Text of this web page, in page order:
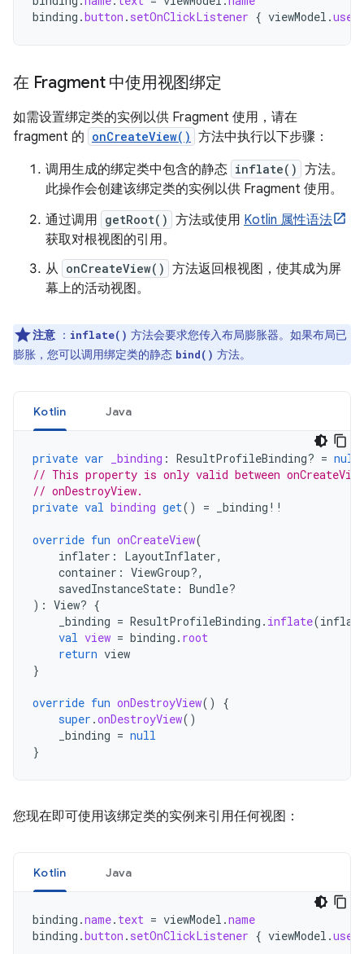
binding .button . setOnClickListener { viewModel .
在 Fragment 中使用视图绑定
如需设置绑定类的实例以供 Fragment 使用，请在
fragment 的 onCreateView() 方法中执行以下步骤：
调用生成的绑定类中包含的静态 inflate() 方法。
此操作会创建该绑定类的实例以供 Fragment 使用。
通过调用 getRoot() 方法或使用 Kotlin 属性语法
获取对根视图的引用。
从 onCreateView() 方法返回根视图，使其成为屏
幕上的活动视图。
注意 ： inflate() 方法会要求您传入布局膨胀器。如果布局已
膨胀，您可以调用绑定类的静态 bind() 方法。
Kotlin Java
private var _binding : ResultProfileBinding? = null
// This property is only valid between
// onDestroyView.
private val binding get() = _binding !!
override fun onCreateView(
inflater : LayoutInflater,
container : ViewGroup?,
savedInstanceState : Bundle?
): View? {
_binding = ResultProfileBinding . inflate(
val view = binding . root
return view
}
override fun onDestroyView()
{
super .onDestroyView()
_binding = null
}
您现在即可使用该绑定类的实例来引用任何视图：
Kotlin Java
binding .name. text = viewModel .name
binding .button . setOnClickListener { viewModel .